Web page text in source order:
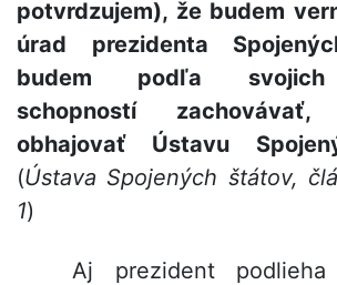
potvrdzujem), že budem
úrad prezidenta
budem podľa svojich
schopností
obhajovať Ústavu
(Ústava Spojených štátov,
1)
Aj prezident